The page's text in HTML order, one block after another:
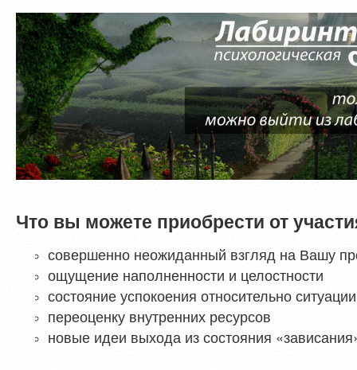
Что вы можете приобрести от
совершенно неожиданный взгляд на Вашу
ощущение наполненности и целостности
состояние успокоения относительно ситуации
переоценку внутренних ресурсов
новые идеи выхода из состояния